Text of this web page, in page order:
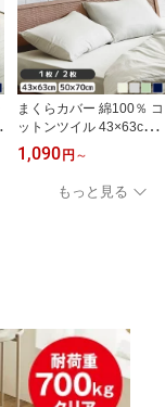
まくらカバー 綿100％ コ
ットンツイル 43×63cm 5
0×70cm ピローケース 1
枚 2枚セット 【ネコポ
ス】無地 綿100% 洗濯可
ピロケース 合わせ式 新
1,090円 ～
もっと見る